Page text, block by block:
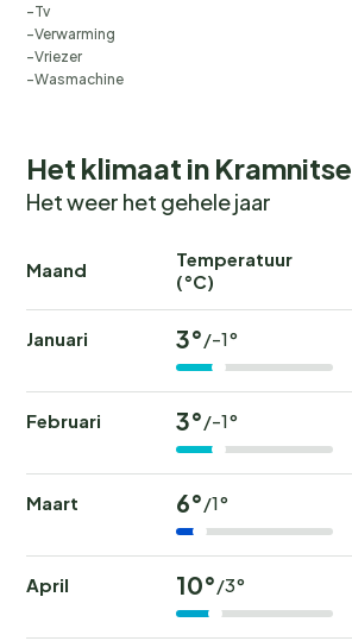
Tv
Verwarming
Vriezer
Wasmachine
Het klimaat in Kramnitse
Het weer het gehele jaar
Maand
Temperatuur
(°C)
Januari 3°/-1°
Februari 3°/-1°
Maart 6°/1°
April 10°/3°